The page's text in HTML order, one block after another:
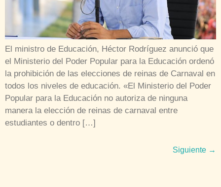
El ministro de Educación, Héctor Rodríguez anunció que
el Ministerio del Poder Popular para la Educación ordenó
la prohibición de las elecciones de reinas de Carnaval en
todos los niveles de educación. «El Ministerio del Poder
Popular para la Educación no autoriza de ninguna
manera la elección de reinas de carnaval entre
estudiantes o dentro […]
Siguiente →